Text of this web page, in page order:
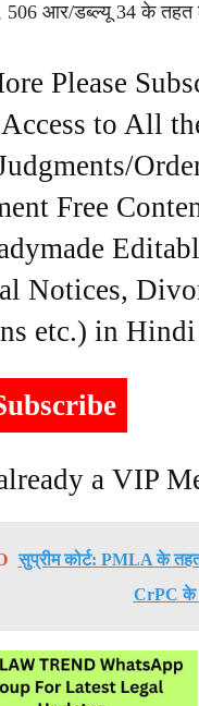
506 आर/डब्ल्यू 34 के तहत
Please
to All
Free
Notices,
etc.) in
a VIP
सुप्रीम कोर्ट: PMLA के
CrPC के